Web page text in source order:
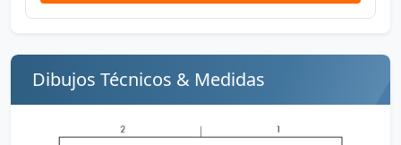
Dibujos Técnicos & Medidas